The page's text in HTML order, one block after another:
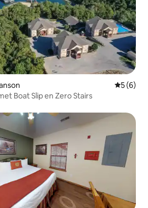
5 (6)
Boat Slip en Zero Stairs